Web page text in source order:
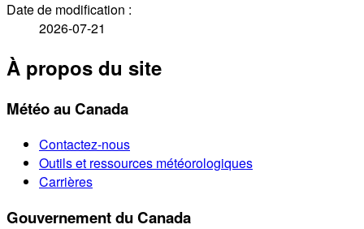
Date de modification :
2026-07-21
À propos du site
Météo au Canada
Contactez-nous
Outils et ressources météorologiques
Carrières
Gouvernement du Canada